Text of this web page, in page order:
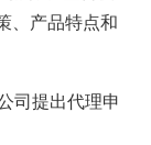
、产品特点和
司提出代理申